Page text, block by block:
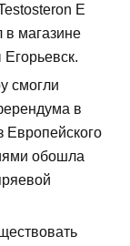
E
в магазине
смогли
в
Европейского
обошла